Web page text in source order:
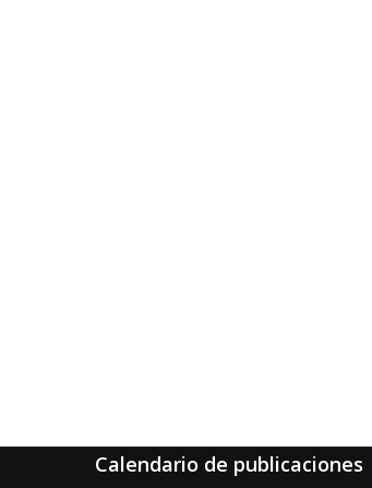
Calendario de publicaciones